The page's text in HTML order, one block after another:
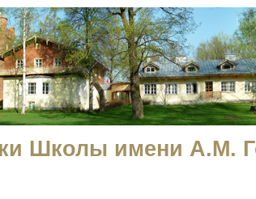
Школы имени А.М.